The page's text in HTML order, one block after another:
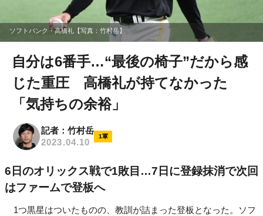
ソフトバンク・高橋礼【写真：竹村岳】
自分は6番手…“最後の椅子”だから感
じた重圧 高橋礼が持てなかった
「気持ちの余裕」
記者：竹村岳
2023.04.10
1軍
6日のオリックス戦で1敗目…7日に登録抹消で次回
はファームで登板へ
1つ黒星はついたものの、教訓が詰まった登板となった。ソフ